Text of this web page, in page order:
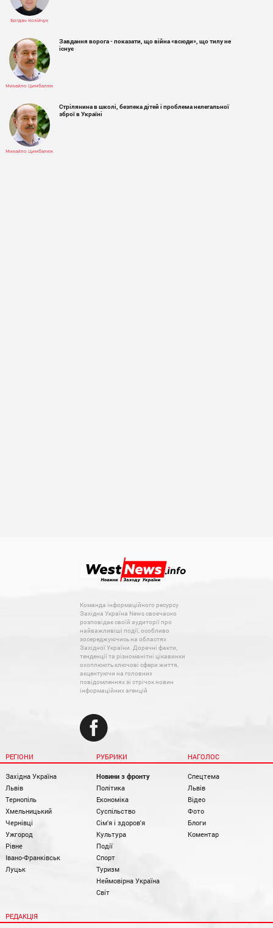
Богдан Козійчук
Михайло Цимбалюк
Завдання ворога - показати, що війна «всюди», що тилу не
існує
Михайло Цимбалюк
Стрілянина в школі, безпека дітей і проблема нелегальної
зброї в Україні
Команда інформаційного ресурсу
Західна Україна News своєчасно
розповідає своїй аудиторії про
найважливіші події, особливо
зосереджуючись на областях
Західної України. Доречні факти,
тенденції та різноманітні цікавинки
охоплюють ключові сфери життя,
акцентуючи на головних
повідомленнях зі стрічок новин
інформаційних агенцій
РЕГІОНИ
Західна Україна
Львів
Тернопіль
Хмельницький
Чернівці
Ужгород
Рівне
Івано-Франківськ
Луцьк
РУБРИКИ
Новини з фронту
Політика
Економіка
Суспільство
Сім'я і здоров'я
Культура
Події
Спорт
Туризм
Неймовірна Україна
Світ
НАГОЛОС
Спецтема
Львів
Відео
Фото
Блоги
Коментар
РЕДАКЦІЯ